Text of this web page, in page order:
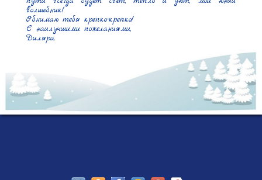
волшебник!
Обнимаю тебя крепко-крепко!
С наилучшими пожеланиями,
Диляра.